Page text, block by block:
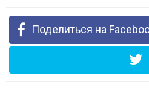
Поделиться на